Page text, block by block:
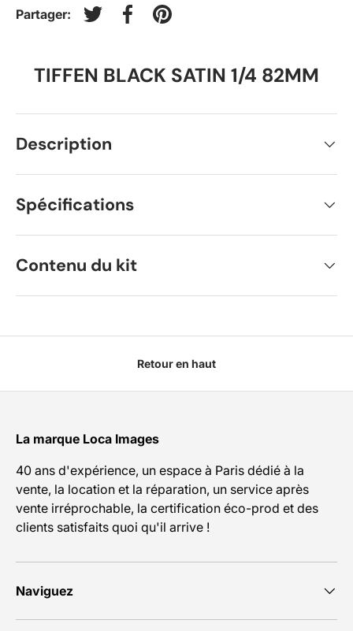
Partager:
Tweeter sur Twitter
Partager sur Facebook
Épingler sur Pinterest
TIFFEN BLACK SATIN 1/4 82MM
Description
Spécifications
Contenu du kit
Retour en haut
La marque Loca Images
40 ans d'expérience, un espace à Paris dédié à la
vente, la location et la réparation, un service après
vente irréprochable, la certification éco-prod et des
clients satisfaits quoi qu'il arrive !
Naviguez